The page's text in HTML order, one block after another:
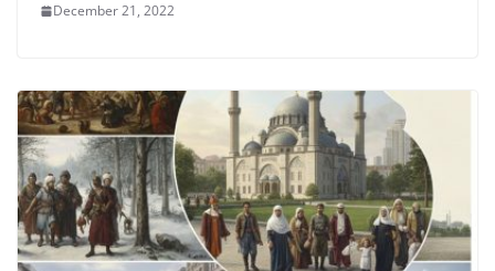
December 21, 2022